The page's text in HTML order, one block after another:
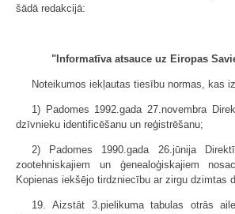
šādā redakcijā:
"Informatīva atsauce uz Eiropas
Noteikumos iekļautas tiesību normas, kas
1) Padomes 1992.gada 27.novembra
dzīvnieku identificēšanu un reģistrēšanu;
2) Padomes 1990.gada 26.jūnija
zootehniskajiem un ģenealoģiskajiem
Kopienas iekšējo tirdzniecību ar zirgu dzimtas
19. Aizstāt 3.pielikuma tabulas otrās